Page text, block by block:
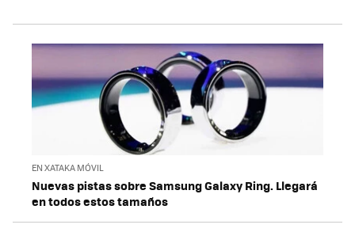
EN XATAKA MÓVIL
Nuevas pistas sobre Samsung Galaxy Ring. Llegará
en todos estos tamaños